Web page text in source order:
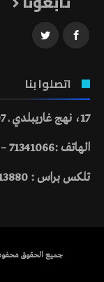
اتصلوا بنا
17، نهج غاريبلدي ـ 1007 تونس
الهاتف :71341066 – 71335025 – 71336386
تلكس براس : 13880 TN – تلفاكس :71336584
جميع الحقوق